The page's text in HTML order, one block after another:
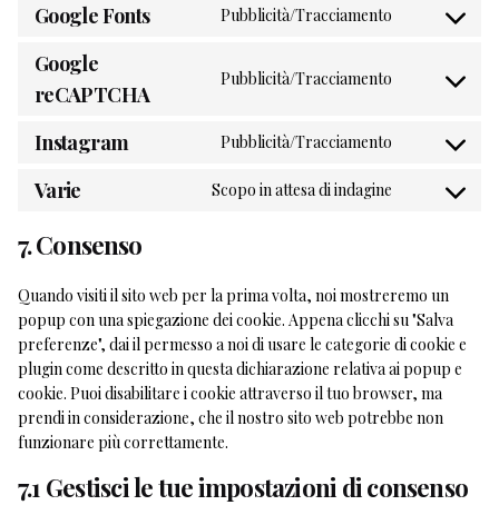
wordpress
Google Fonts Pubblicità/Tracciamento
Consent
service
fonts
Google
reCAPTCHA
Pubblicità/Tracciamento
Consent
service
recaptcha
Instagram Pubblicità/Tracciamento
Consent
Varie Scopo in attesa di indagine
Consent
7. Consenso
Quando visiti il sito web per la prima volta, noi mostreremo un
popup con una spiegazione dei cookie. Appena clicchi su "Salva
preferenze", dai il permesso a noi di usare le categorie di cookie e
plugin come descritto in questa dichiarazione relativa ai popup e
cookie. Puoi disabilitare i cookie attraverso il tuo browser, ma
prendi in considerazione, che il nostro sito web potrebbe non
funzionare più correttamente.
7.1 Gestisci le tue impostazioni di consenso